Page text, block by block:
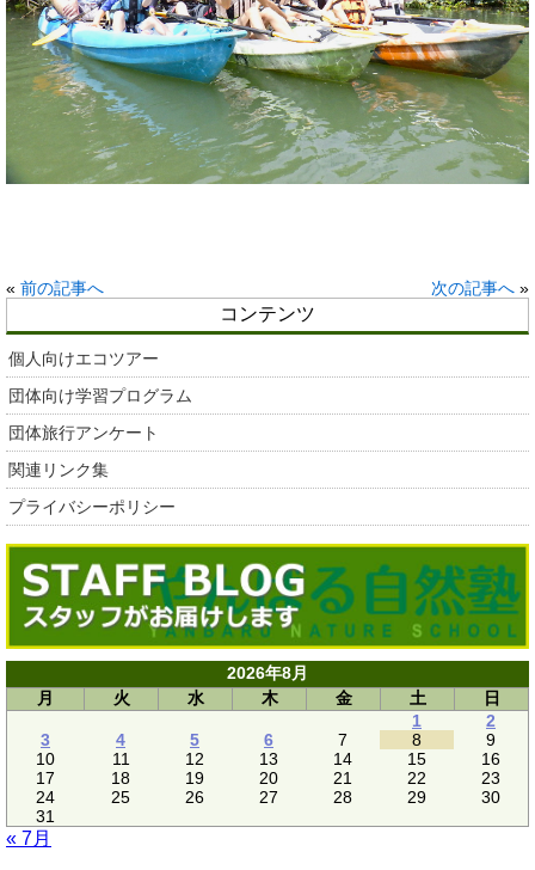
« 前の記事へ 次の記事へ »
コンテンツ
個人向けエコツアー
団体向け学習プログラム
団体旅行アンケート
関連リンク集
プライバシーポリシー
2026年8月
月
火 水 木 金 土
日
1
2
3
4 5 6 7 8
9
10
11 12 13 14 15
16
17
18 19 20 21 22
23
24
25 26 27 28 29
30
31
« 7月